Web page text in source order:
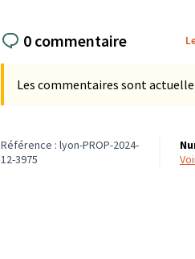
0 commentaire
Les commentaires sont
Référence : lyon-PROP-2024-
12-3975